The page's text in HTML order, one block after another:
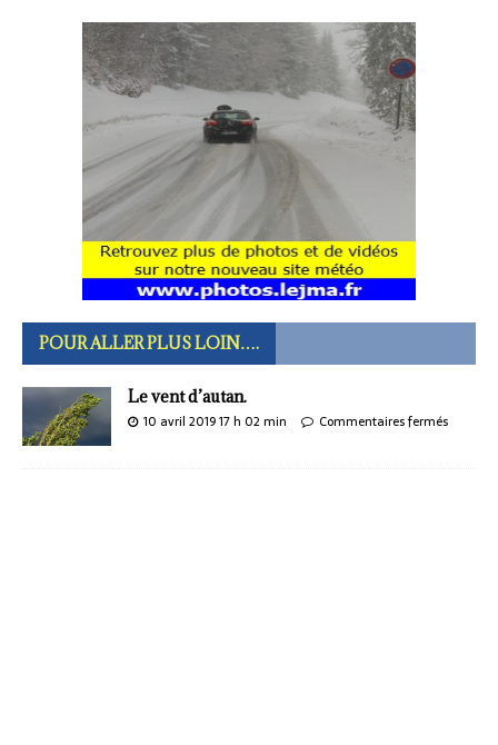
POUR ALLER PLUS LOIN….
Le vent d’autan.
10 avril 2019 17 h 02 min Commentaires fermés